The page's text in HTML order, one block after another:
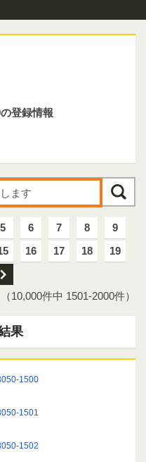
登録情報
5 6 7 8
9
16 17 18
19
次
10,000件中 1501-2000件）
果
1500
1501
1502